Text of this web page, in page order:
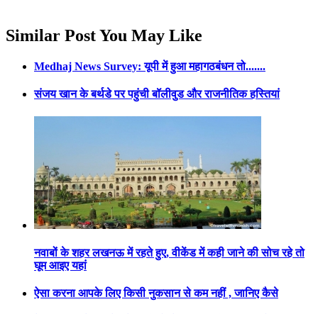
Similar Post You May Like
Medhaj News Survey: यूपी में हुआ महागठबंधन तो.......
संजय खान के बर्थडे पर पहुंची बॉलीवुड और राजनीतिक हस्तियां
नवाबों के शहर लखनऊ में रहते हुए, वीकेंड में कही जाने की सोच रहे तो
घूम आइए यहां
ऐसा करना आपके लिए किसी नुकसान से कम नहीं , जानिए कैसे